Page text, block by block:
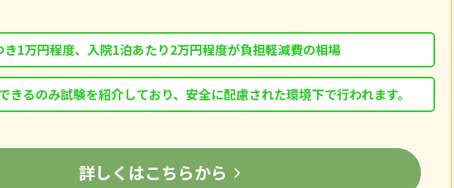
1万円程度、入院1泊あたり2万円程度が負担軽減費の相場
きるのみ試験を紹介しており、安全に配慮された環境下で行われます。
詳しくはこちらから